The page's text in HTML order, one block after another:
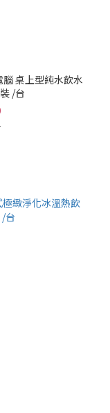
桌上型純水飲水
/台